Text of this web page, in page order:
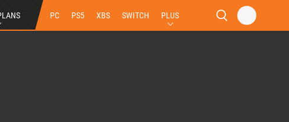
PC PS5 XBS SWITCH PLUS